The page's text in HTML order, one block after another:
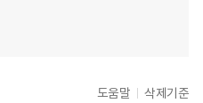
도움말 삭제기준